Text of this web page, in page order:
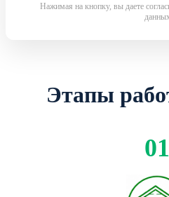
Нажимая на кнопку, вы даете
Этапы